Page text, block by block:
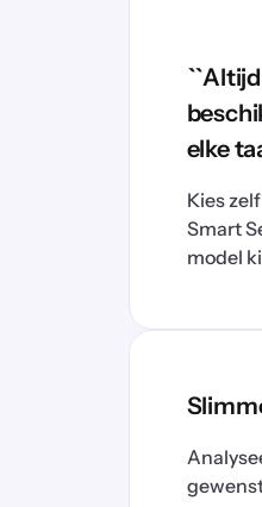
elke
Kies
Smart
model